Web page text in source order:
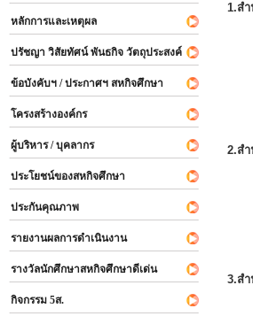
หลักการและเหตุผล
ปรัชญา วิสัยทัศน์ พันธกิจ วัตถุประสงค์
ข้อบังคับฯ / ประกาศฯ สหกิจศึกษา
โครงสร้างองค์กร
ผู้บริหาร / บุคลากร
ประโยชน์ของสหกิจศึกษา
ประกันคุณภาพ
รายงานผลการดำเนินงาน
รางวัลนักศึกษาสหกิจศึกษาดีเด่น
กิจกรรม 5ส.
1.ส
2.ส
3.ส